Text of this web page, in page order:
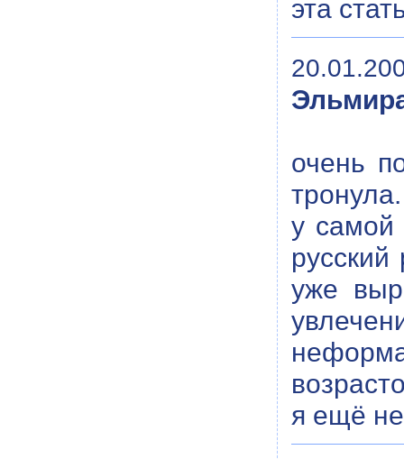
эта
очень
у самой
уже
я ещё